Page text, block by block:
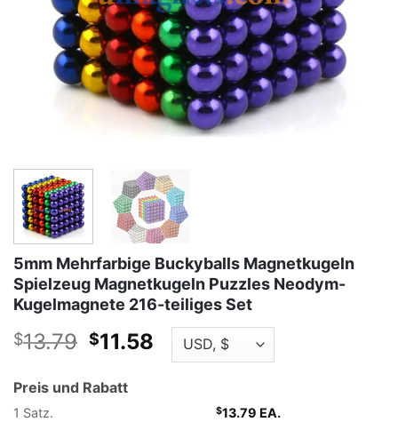
5mm Mehrfarbige Buckyballs Magnetkugeln
Spielzeug Magnetkugeln Puzzles Neodym-
Kugelmagnete 216-teiliges Set
$13.79 Originalpreis
$13.79.
$11.58 Aktueller
Preis
$11.58.
Preis und Rabatt
1 Satz. $13.79 EA.